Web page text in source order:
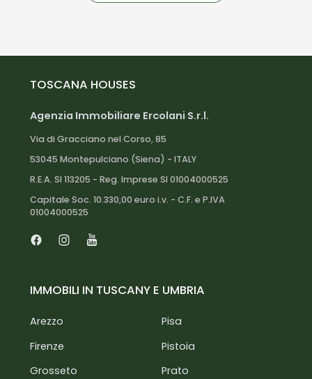
TOSCANA HOUSES
Agenzia Immobiliare Ercolani S.r.l.
Via di Gracciano nel Corso, 85
53045 Montepulciano (Siena) - ITALY
R.E.A. SI 113205 - Reg. Imprese SI 01004000525
Capitale Soc. 10.330,00 euro i.v. - C.F. e P.IVA
01004000525
IMMOBILI IN TUSCANY E UMBRIA
Arezzo
Firenze
Grosseto
Pisa
Pistoia
Prato